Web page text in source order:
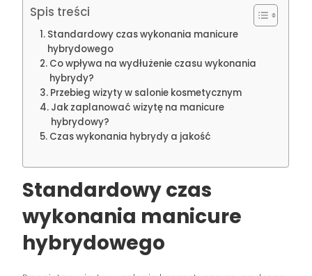
Spis treści
Standardowy czas wykonania manicure
hybrydowego
Co wpływa na wydłużenie czasu wykonania
hybrydy?
Przebieg wizyty w salonie kosmetycznym
Jak zaplanować wizytę na manicure
hybrydowy?
Czas wykonania hybrydy a jakość
Standardowy czas
wykonania manicure
hybrydowego